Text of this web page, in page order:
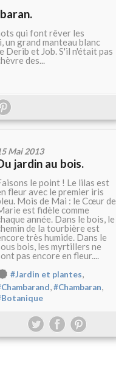
qui font rêver les
un grand manteau blanc
Derib et Job. S'il n'était pas
des...
Mai 2013
jardin au bois.
le point ! Le lilas est
fleur avec le premier iris
Mois de Mai : le Cœur de
est fidèle comme
année. Dans le bois, le
de la tourbière est
très humide. Dans le
bois, les myrtillers ne
pas encore en fleur....
#Jardin et plantes,
,#Chambaran,